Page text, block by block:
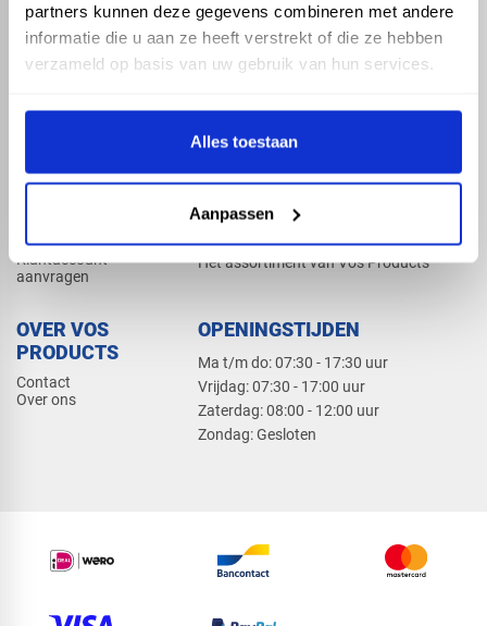
partners kunnen deze gegevens combineren met andere
informatie die u aan ze heeft verstrekt of die ze hebben
verzameld op basis van uw gebruik van hun services.
Alles toestaan
Aanpassen
ASSORTIMENT
Hemelwaterafvoer
Drukleiding
Beregening
Dak en gevel
KENNIS EN HULP
Klantenservice
Kennisbank
Klantaccount
aanvragen
PRODUCTCATALOGUS 2026
Het assortiment van Vos Products
OVER VOS
PRODUCTS
Contact
Over ons
OPENINGSTIJDEN
Ma t/m do: 07:30 - 17:30 uur
​Vrijdag: 07:30 - 17:00 uur
​Zaterdag: 08:00 - 12:00 uur
​Zondag: Gesloten